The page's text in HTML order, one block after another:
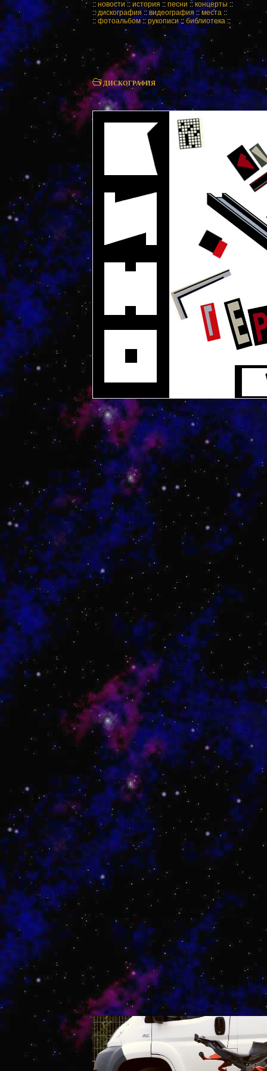
:: новости :: история :: песни :: концерты ::
::дискография :: видеография ::места ::
:: фотоальбом::рукописи::библиотека ::
ДИСКОГРАФИЯ